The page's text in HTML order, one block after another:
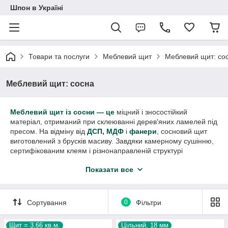
Шпон в Україні
Товари та послуги Меблевий щит Меблевий щит:
Меблевий щит: сосна
Меблевий щит із сосни — це міцний і зносостійкий
матеріал, отриманий при склеюванні дерев'яних ламелей під
пресом. На відміну від ДСП, МДФ і фанери , сосновий щит
виготовлений з брусків масиву. Завдяки камерному сушінню,
сертифікованим клеям і різнонаправленій структурі
Залежно від способу виробництва виділяють зрощений щит,
щит, виконаний із сегментів однакової довжини і склеєних
поздовжньо.
Показати все
Сортування 0 Фільтри
Щит = 3,66 кв.м. Цільний, 18 мм